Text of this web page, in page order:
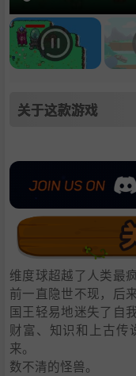
关于这款游戏
维度球超越了人类最
前一直隐世不现，后
国王轻易地迷失了自
财富、知识和上古
来。
数不清的怪兽。